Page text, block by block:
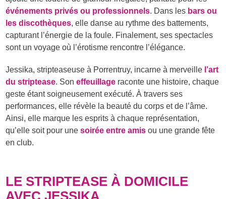
événements privés ou professionnels. Dans les bars ou
les discothèques, elle danse au rythme des battements,
capturant l’énergie de la foule. Finalement, ses spectacles
sont un voyage où l’érotisme rencontre l’élégance.
Jessika, stripteaseuse à Porrentruy, incarne à merveille l’art
du striptease. Soneffeuillage raconte une histoire, chaque
geste étant soigneusement exécuté. À travers ses
performances, elle révèle la beauté du corps et de l’âme.
Ainsi, elle marque les esprits à chaque représentation,
qu’elle soit pour unesoirée entre amis ou une grande fête
en club.
LE STRIPTEASE À DOMICILE
AVEC JESSIKA